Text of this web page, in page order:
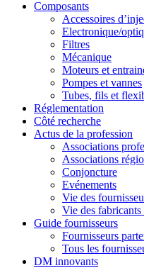
Composants
Accessoires
Electronique/
Filtres
Mécanique
Moteurs et
Pompes et vannes
Tubes, fils et
Réglementation
Côté recherche
Actus de la profession
Associations
Associations
Conjoncture
Evénements
Vie des
Vie des
Guide fournisseurs
Fournisseurs
Tous les
DM innovants